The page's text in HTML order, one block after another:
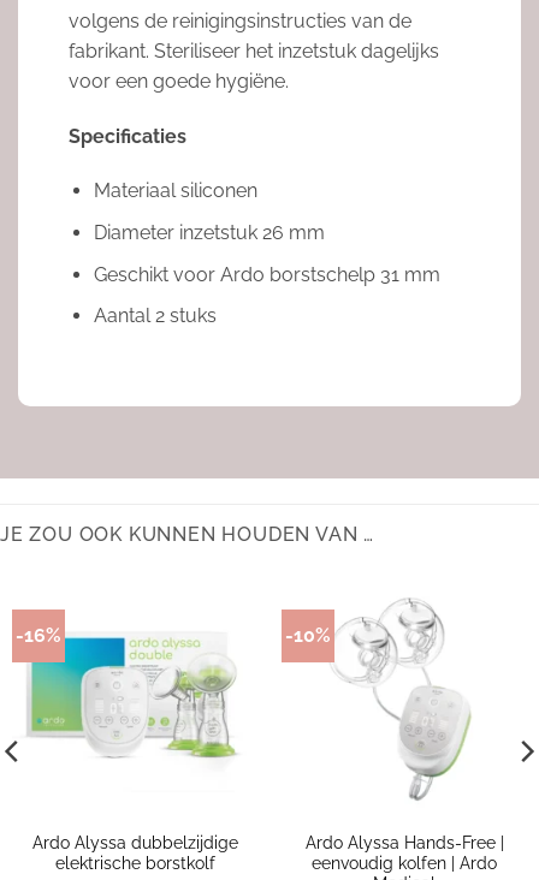
volgens de reinigingsinstructies van de
fabrikant. Steriliseer het inzetstuk dagelijks
voor een goede hygiëne.
Specificaties
Materiaal siliconen
Diameter inzetstuk 26 mm
Geschikt voor Ardo borstschelp 31 mm
Aantal 2 stuks
JE ZOU OOK KUNNEN HOUDEN VAN …
-16%
Ardo Alyssa dubbelzijdige
elektrische borstkolf
-10%
Ardo Alyssa Hands-Free |
eenvoudig kolfen | Ardo